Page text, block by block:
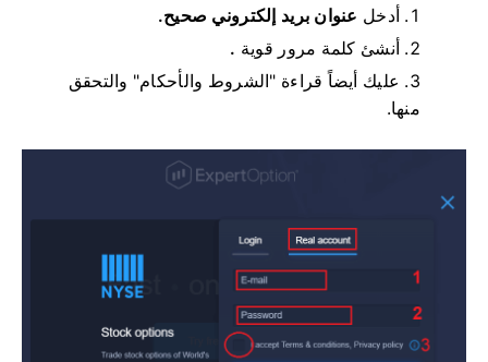
أدخل عنوان بريد إلكتروني صحيح.
أنشئ كلمة مرور قوية .
عليك أيضاً قراءة "الشروط والأحكام" والتحقق
منها.